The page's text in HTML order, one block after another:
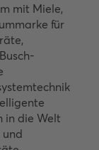
mit Miele,
für
in die Welt